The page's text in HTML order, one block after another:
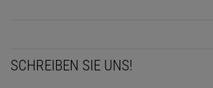
SCHREIBEN SIE UNS!